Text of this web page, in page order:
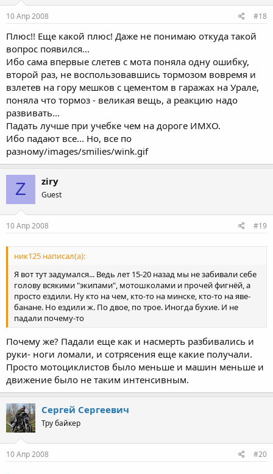
10 Апр 2008 #18
Плюс!! Еще какой плюс! Даже не понимаю откуда такой
вопрос появился...
Ибо сама впервые слетев с мота поняла одну ошибку,
второй раз, не воспользовавшись тормозом вовремя и
взлетев на гору мешков с цементом в гаражах на Урале,
поняла что тормоз - великая вещь, а реакцию надо
развивать...
Падать лучше при учебке чем на дороге ИМХО.
Ибо падают все... Но, все по
разному/images/smilies/wink.gif
Z ziry
Guest
10 Апр 2008 #19
ник125 написал(а):
Я вот тут задумался... Ведь лет 15-20 назад мы не забивали себе
голову всякими "экипами", мотошколами и прочей фигнёй, а
просто ездили. Ну кто на чем, кто-то на минске, кто-то на яве-
банане. Но ездили ж. По двое, по трое. Иногда бухие. И не
падали почему-то
Почему же? Падали еще как и насмерть разбивались и
руки- ноги ломали, и сотрясения еще какие получали.
Просто мотоциклистов было меньше и машин меньше и
движение было не таким интенсивным.
Сергей Сергеевич
Тру байкер
10 Апр 2008 #20